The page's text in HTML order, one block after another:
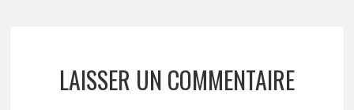
LAISSER UN COMMENTAIRE